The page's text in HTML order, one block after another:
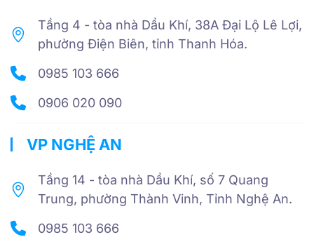
Tầng 4 - tòa nhà Dầu Khí, 38A Đại Lộ Lê Lợi,
phường Điện Biên, tỉnh Thanh Hóa.
0985 103 666
0906 020 090
VP NGHỆ AN
Tầng 14 - tòa nhà Dầu Khí, số 7 Quang
Trung, phường Thành Vinh, Tỉnh Nghệ An.
0985 103 666